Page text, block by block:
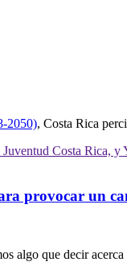
2050), Costa Rica
provocar un
algo que decir acerca